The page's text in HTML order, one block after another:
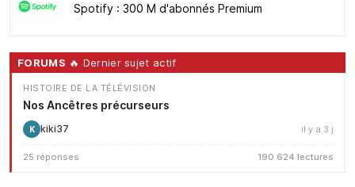
Spotify : 300 M d'abonnés Premium
FORUMS 🔥 Dernier sujet actif
HISTOIRE DE LA TÉLÉVISION
Nos Ancêtres précurseurs
K kiki37 il y a 3 j
25 réponses 190 624 lectures